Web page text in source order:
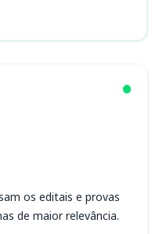
os editais e provas
de maior relevância.